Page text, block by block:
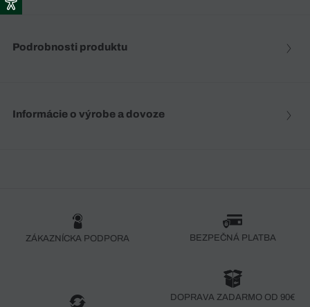
Podrobnosti produktu
Informácie o výrobe a dovoze
ZÁKAZNÍCKA PODPORA BEZPEČNÁ PLATBA
DOPRAVA ZADARMO OD 90€